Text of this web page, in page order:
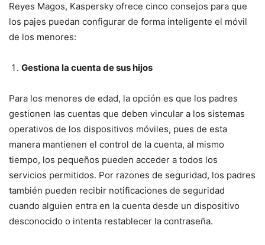
Reyes Magos, Kaspersky ofrece cinco consejos para que
los pajes puedan configurar de forma inteligente el móvil
de los menores:
Gestiona la cuenta de sus hijos
Para los menores de edad, la opción es que los padres
gestionen las cuentas que deben vincular a los sistemas
operativos de los dispositivos móviles, pues de esta
manera mantienen el control de la cuenta, al mismo
tiempo, los pequeños pueden acceder a todos los
servicios permitidos. Por razones de seguridad, los padres
también pueden recibir notificaciones de seguridad
cuando alguien entra en la cuenta desde un dispositivo
desconocido o intenta restablecer la contraseña.